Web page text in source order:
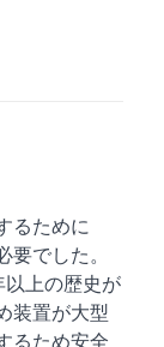
るために
でした。
上の歴史が
装置が大型
るため安全